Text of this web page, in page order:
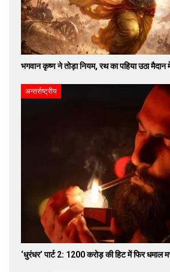
भगवान कृष्ण ने तोड़ा नियम, रथ का पहिया उठा
अन्तर्राष्ट्रीय
‘धुरंधर’ पार्ट 2: 1200 करोड़ की हिट में फिर धमाल